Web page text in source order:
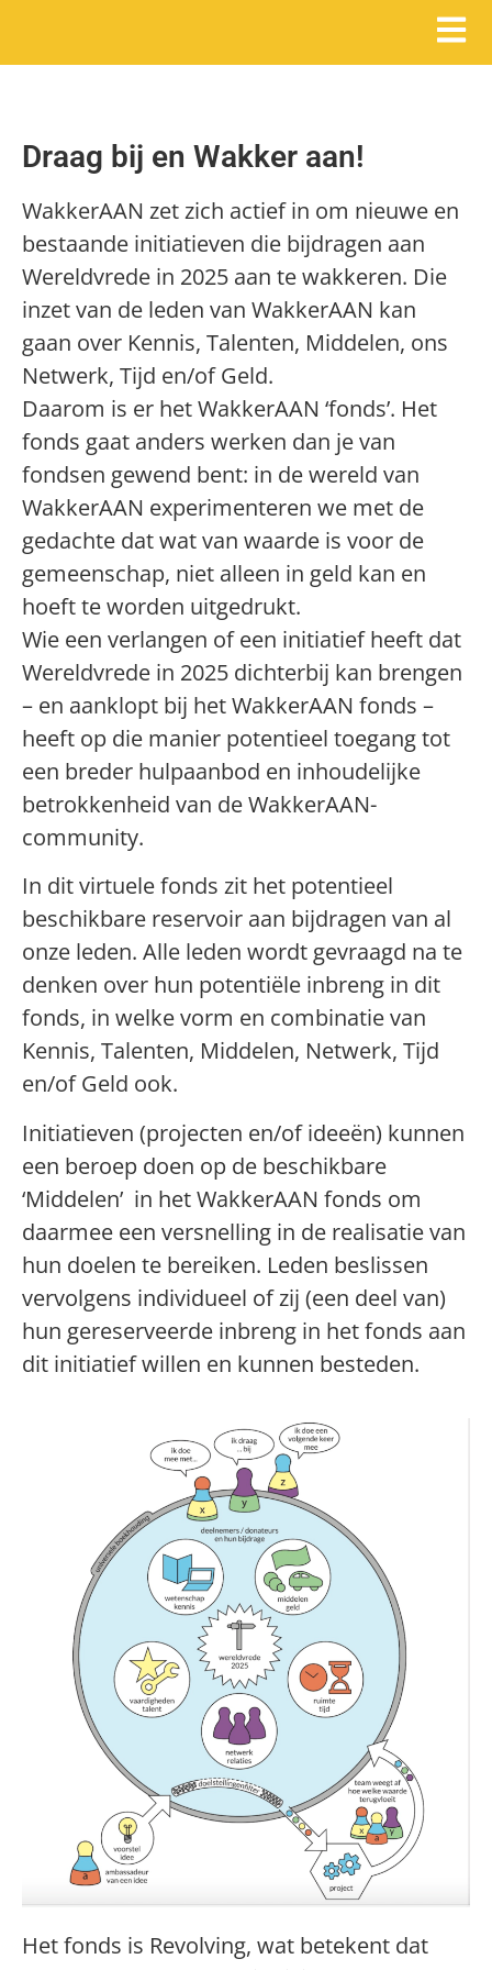
Draag bij en Wakker aan!
WakkerAAN zet zich actief in om nieuwe en
bestaande initiatieven die bijdragen aan
Wereldvrede in 2025 aan te wakkeren. Die
inzet van de leden van WakkerAAN kan
gaan over Kennis, Talenten, Middelen, ons
Netwerk, Tijd en/of Geld.
Daarom is er het WakkerAAN ‘fonds’. Het
fonds gaat anders werken dan je van
fondsen gewend bent: in de wereld van
WakkerAAN experimenteren we met de
gedachte dat wat van waarde is voor de
gemeenschap, niet alleen in geld kan en
hoeft te worden uitgedrukt.
Wie een verlangen of een initiatief heeft dat
Wereldvrede in 2025 dichterbij kan brengen
– en aanklopt bij het WakkerAAN fonds –
heeft op die manier potentieel toegang tot
een breder hulpaanbod en inhoudelijke
betrokkenheid van de WakkerAAN-
community.
In dit virtuele fonds zit het potentieel
beschikbare reservoir aan bijdragen van al
onze leden. Alle leden wordt gevraagd na te
denken over hun potentiële inbreng in dit
fonds, in welke vorm en combinatie van
Kennis, Talenten, Middelen, Netwerk, Tijd
en/of Geld ook.
Initiatieven (projecten en/of ideeën) kunnen
een beroep doen op de beschikbare
‘Middelen’ in het WakkerAAN fonds om
daarmee een versnelling in de realisatie van
hun doelen te bereiken. Leden beslissen
vervolgens individueel of zij (een deel van)
hun gereserveerde inbreng in het fonds aan
dit initiatief willen en kunnen besteden.
Het fonds is Revolving, wat betekent dat